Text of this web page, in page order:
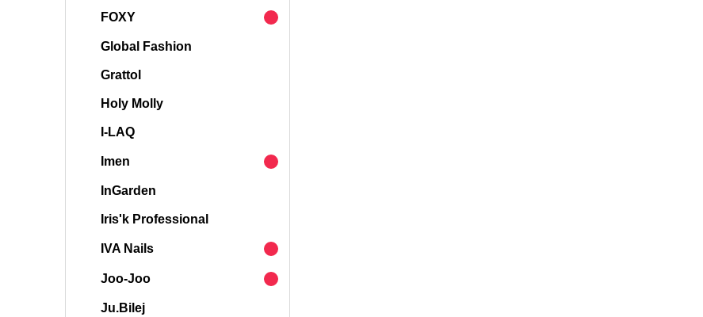
FOXY
Global Fashion
Grattol
Holy Molly
I-LAQ
Imen
InGarden
Iris'k Professional
IVA Nails
Joo-Joo
Ju.Bilej